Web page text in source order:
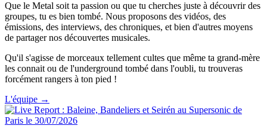
Que le Metal soit ta passion ou que tu cherches juste à découvrir des
groupes, tu es bien tombé. Nous proposons des vidéos, des
émissions, des interviews, des chroniques, et bien d'autres moyens
de partager nos découvertes musicales.
Qu'il s'agisse de morceaux tellement cultes que même ta grand-mère
les connait ou de l'underground tombé dans l'oubli, tu trouveras
forcément rangers à ton pied !
L'équipe →